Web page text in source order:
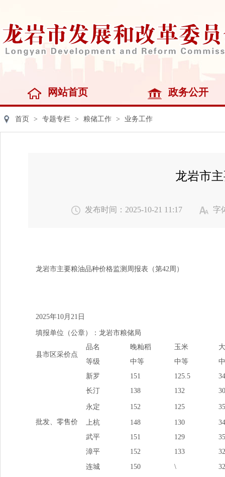
网站首页 政务公开
首页 > 专题专栏 > 粮储工作 > 业务工作
龙岩市
发布时间：2025-10-21 11:17 字
龙岩市主要粮油品种价格监测周报表（第42周）
2025年10月21日
填报单位（公章）：龙岩市粮储局
县市区采价点
品名 晚籼稻 玉米
等级
中等 中等
批发、零售价
新罗 151 125.5
长汀
138 132
永定 152 125
上杭 148 130
武平
151 129
漳平
152 133
连城
150 \